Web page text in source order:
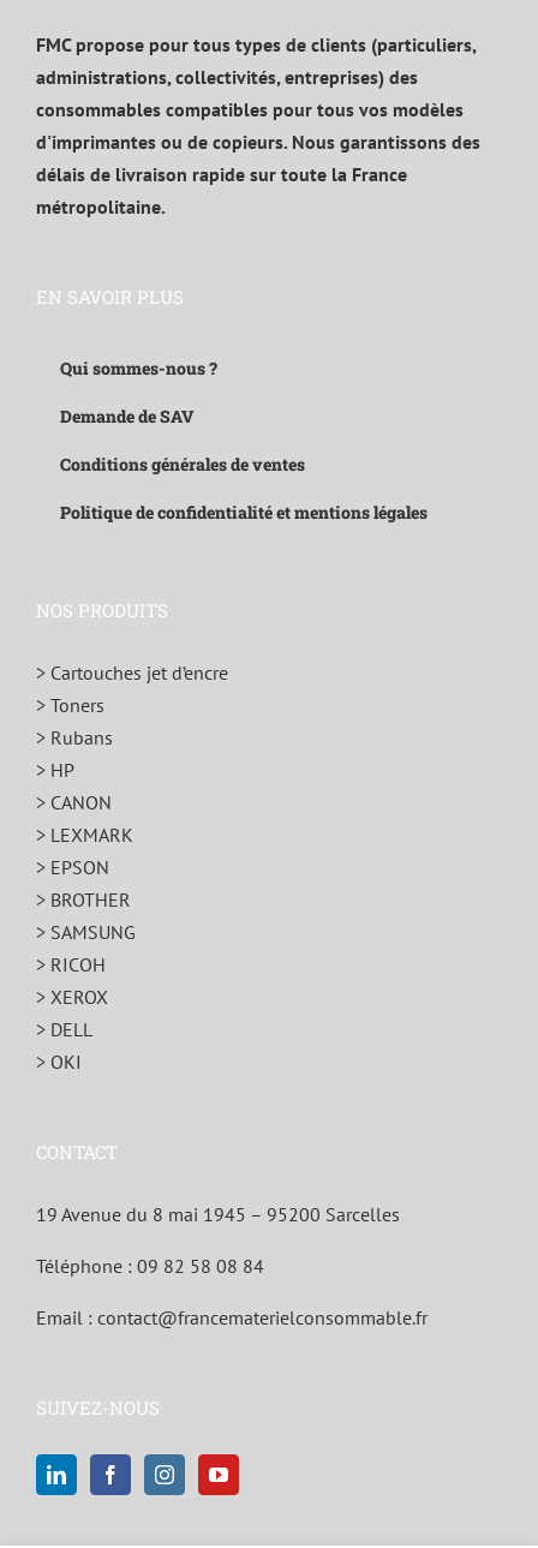
FMC propose pour tous types de clients (particuliers,
administrations, collectivités, entreprises) des
consommables compatibles pour tous vos modèles
d'imprimantes ou de copieurs. Nous garantissons des
délais de livraison rapide sur toute la France
métropolitaine.
EN SAVOIR PLUS
Qui sommes-nous ?
Demande de SAV
Conditions générales de ventes
Politique de confidentialité et mentions légales
NOS PRODUITS
> Cartouches jet d’encre
> Toners
> Rubans
> HP
> CANON
> LEXMARK
> EPSON
> BROTHER
> SAMSUNG
> RICOH
> XEROX
> DELL
> OKI
CONTACT
19 Avenue du 8 mai 1945 – 95200 Sarcelles
Téléphone : 09 82 58 08 84
Email : contact@francematerielconsommable.fr
SUIVEZ-NOUS